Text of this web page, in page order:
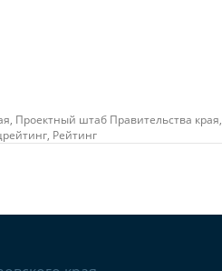
Проектный штаб Правительства края,
Рейтинг